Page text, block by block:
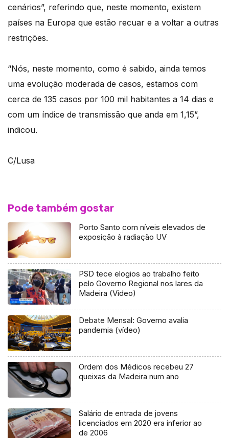
cenários”, referindo que, neste momento, existem
países na Europa que estão recuar e a voltar a outras
restrições.
“Nós, neste momento, como é sabido, ainda temos
uma evolução moderada de casos, estamos com
cerca de 135 casos por 100 mil habitantes a 14 dias e
com um índice de transmissão que anda em 1,15”,
indicou.
C/Lusa
Pode também gostar
Porto Santo com níveis elevados de
exposição à radiação UV
PSD tece elogios ao trabalho feito
pelo Governo Regional nos lares da
Madeira (Vídeo)
Debate Mensal: Governo avalia
pandemia (vídeo)
Ordem dos Médicos recebeu 27
queixas da Madeira num ano
Salário de entrada de jovens
licenciados em 2020 era inferior ao
de 2006